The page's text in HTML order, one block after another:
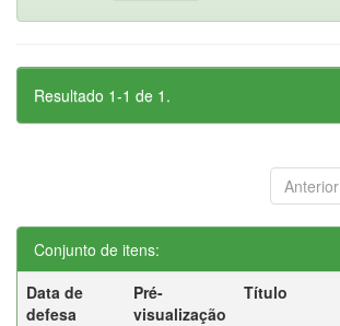
Resultado 1-1 de 1.
Anterior
Conjunto de itens:
Data de
defesa
Pré-
visualização
Título